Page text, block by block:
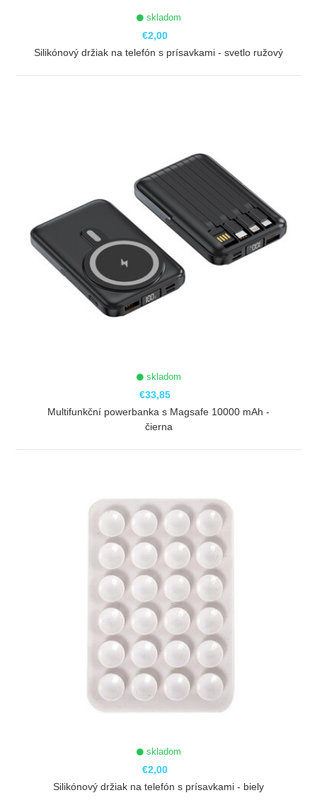
skladom
€2,00
Silikónový držiak na telefón s prísavkami - svetlo ružový
skladom
€33,85
Multifunkční powerbanka s Magsafe 10000 mAh -
čierna
skladom
€2,00
Silikónový držiak na telefón s prísavkami - biely